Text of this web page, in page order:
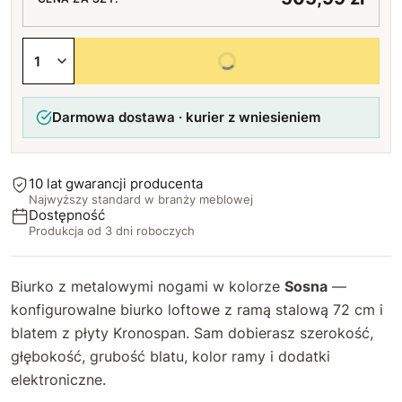
89 cm
91 cm
93 cm
95 cm +50 zł
96 cm +54 zł
97 cm
68 cm +78 zł
70 cm
72 cm
74 cm +137 zł
75 cm +146 zł
76 cm
Prostokątny po prawej stronie
Dwa prostokątne (lewa+prawa)
Tak, po prawej stronie
Tak
Wybierz wszystkie opcje
Darmowa dostawa · kurier z wniesieniem
10 lat gwarancji producenta
Najwyższy standard w branży meblowej
Dostępność
Produkcja od 3 dni roboczych
Biurko z metalowymi nogami w kolorze Sosna —
konfigurowalne biurko loftowe z ramą stalową 72 cm i
blatem z płyty Kronospan. Sam dobierasz szerokość,
głębokość, grubość blatu, kolor ramy i dodatki
elektroniczne.